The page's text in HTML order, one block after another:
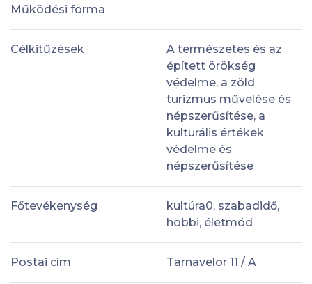
Működési forma
Célkitűzések
A természetes és az
épített örökség
védelme, a zöld
turizmus művelése és
népszerűsítése, a
kulturális értékek
védelme és
népszerűsítése
Főtevékenység
kultúra0, szabadidő,
hobbi, életmód
Postai cím Tarnavelor 11 / A